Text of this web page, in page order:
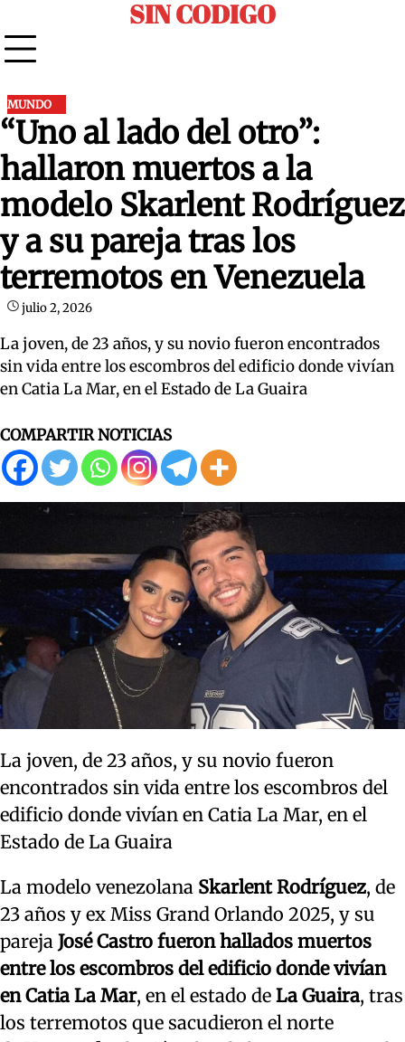
to
content
SIN CODIGO
MUNDO
“Uno al lado del otro”:
hallaron muertos a la
modelo Skarlent Rodríguez
y a su pareja tras los
terremotos en Venezuela
julio 2, 2026
La joven, de 23 años, y su novio fueron encontrados
sin vida entre los escombros del edificio donde vivían
en Catia La Mar, en el Estado de La Guaira
COMPARTIR NOTICIAS
La joven, de 23 años, y su novio fueron
encontrados sin vida entre los escombros del
edificio donde vivían en Catia La Mar, en el
Estado de La Guaira
La modelo venezolana Skarlent Rodríguez, de
23 años y ex Miss Grand Orlando 2025, y su
pareja José Castro fueron hallados muertos
entre los escombros del edificio donde vivían
en Catia La Mar, en el estado de La Guaira, tras
los terremotos que sacudieron el norte